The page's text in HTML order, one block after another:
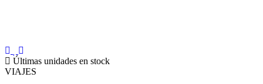
Últimas unidades en stock
VIAJES